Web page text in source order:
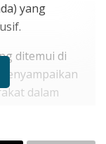
yang
ditemui di
dalam